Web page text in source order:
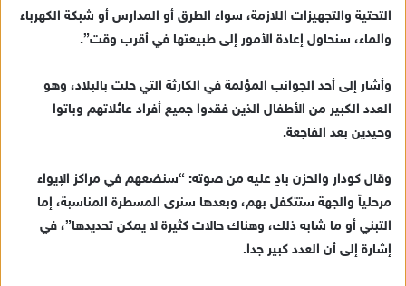
التحتية والتجهيزات اللازمة، سواء الطرق أو المدارس أو شبكة الكهرباء
والماء، سنحاول إعادة الأمور إلى طبيعتها في أقرب وقت”.
وأشار إلى أحد الجوانب المؤلمة في الكارثة التي حلت بالبلاد، وهو
العدد الكبير من الأطفال الذين فقدوا جميع أفراد عائلاتهم وباتوا
وحيدين بعد الفاجعة.
وقال كودار والحزن بادٍ عليه من صوته: “سنضعهم في مراكز الإيواء
مرحلياً والجهة ستتكفل بهم، وبعدها سنرى المسطرة المناسبة، إما
التبني أو ما شابه ذلك، وهناك حالات كثيرة لا يمكن تحديدها”، في
إشارة إلى أن العدد كبير جدا.